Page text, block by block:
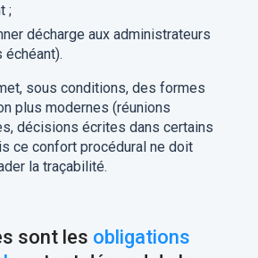
;
décharge aux administrateurs
échéant).
sous conditions, des formes
plus modernes (réunions
décisions écrites dans certains
ce confort procédural ne doit
la traçabilité.
sont les obligations